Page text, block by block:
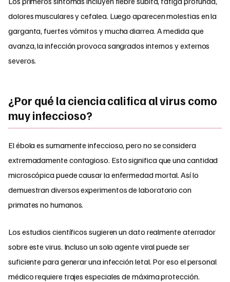
dolores musculares y cefalea. Luego aparecen molestias en la
garganta, fuertes vómitos y mucha diarrea. A medida que
avanza, la infección provoca sangrados internos y externos
severos.
¿Por qué la ciencia califica al virus como
muy infeccioso?
El ébola es sumamente infeccioso, pero no se considera
extremadamente contagioso. Esto significa que una cantidad
microscópica puede causar la enfermedad mortal. Así lo
demuestran diversos experimentos de laboratorio con
primates no humanos.
Los estudios científicos sugieren un dato realmente aterrador
sobre este virus. Incluso un solo agente viral puede ser
suficiente para generar una infección letal. Por eso el personal
médico requiere trajes especiales de máxima protección.